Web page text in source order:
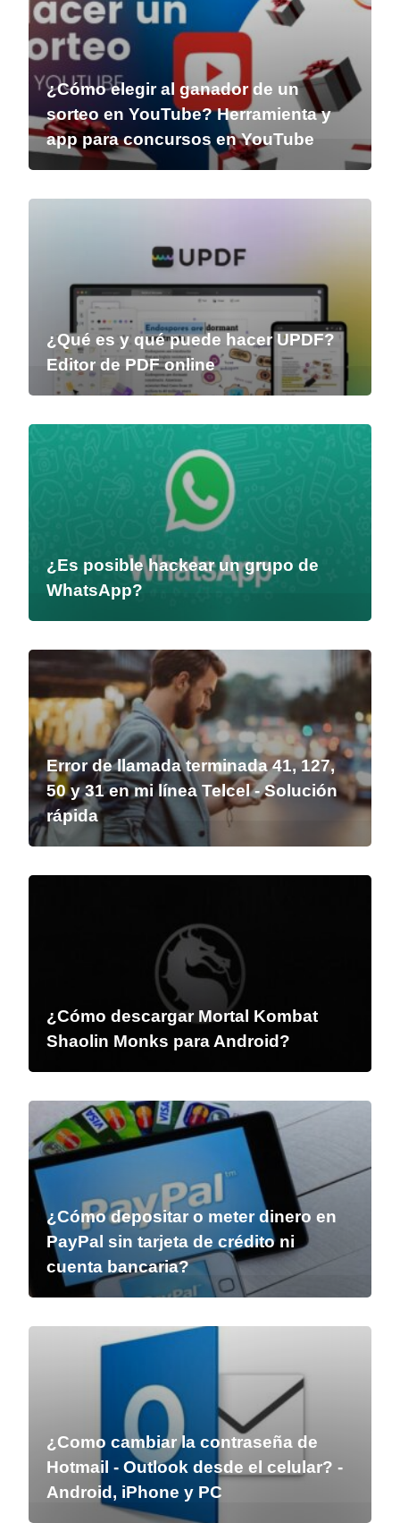
¿Cómo elegir al ganador de un
sorteo en YouTube? Herramienta y
app para concursos en YouTube
¿Qué es y qué puede hacer UPDF?
Editor de PDF online
¿Es posible hackear un grupo de
WhatsApp?
Error de llamada terminada 41, 127,
50 y 31 en mi línea Telcel - Solución
rápida
¿Cómo descargar Mortal Kombat
Shaolin Monks para Android?
¿Cómo depositar o meter dinero en
PayPal sin tarjeta de crédito ni
cuenta bancaria?
¿Como cambiar la contraseña de
Hotmail - Outlook desde el celular? -
Android, iPhone y PC